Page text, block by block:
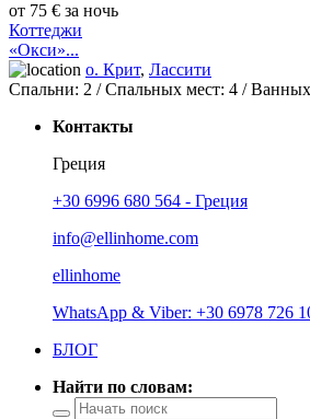
от 75 € за ночь
Коттеджи
«Окси»...
о. Крит, Лассити
Спальни: 2 / Спальных мест: 4 /
Контакты
Греция
+30 6996 680 564 - Греция
info@ellinhome.com
ellinhome
WhatsApp & Viber: +30 6978 726
БЛОГ
Найти по словам: